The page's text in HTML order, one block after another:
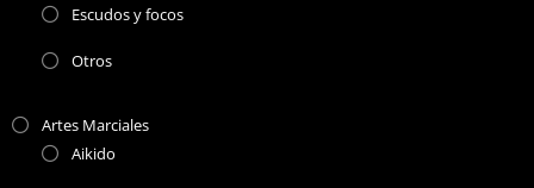
Escudos y focos
Otros
Artes Marciales
Aikido